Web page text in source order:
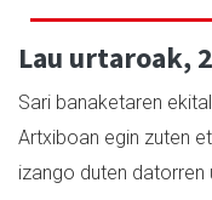
Lau urtaroak,
Sari banaketaren
Artxiboan egin zuten
izango duten